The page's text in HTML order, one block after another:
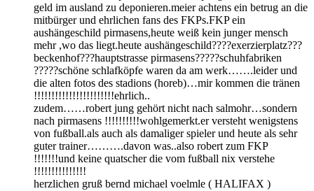
geld im ausland zu deponieren.meier achtens ein betrug an die
mitbürger und ehrlichen fans des FKPs.FKP ein
aushängeschild pirmasens,heute weiß kein junger mensch
mehr ,wo das liegt.heute aushängeschild????exerzierplatz???
beckenhof???hauptstrasse pirmasens?????schuhfabriken
?????schöne schlafköpfe waren da am werk…….leider und
die alten fotos des stadions (horeb)…mir kommen die tränen
!!!!!!!!!!!!!!!!!!!!!!!ehrlich..
zudem……robert jung gehört nicht nach salmohr…sondern
nach pirmasens !!!!!!!!!!wohlgemerkt.er versteht wenigstens
von fußball.als auch als damaliger spieler und heute als sehr
guter trainer……….davon was..also robert zum FKP
!!!!!!!und keine quatscher die vom fußball nix verstehe
!!!!!!!!!!!!!!!
herzlichen gruß bernd michael voelmle ( HALIFAX )